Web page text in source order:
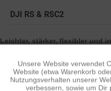
DJI RS & RSC2
Leichter, stärker, flexibler und
Ronin-SC eine gehörige
Die mitunter wichtigste
Funktionale
Unsere Website verwendet
Website (etwa Warenkorb
Nutzungsverhalten unserer
verbessern, sowie um Dir